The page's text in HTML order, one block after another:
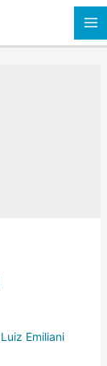
Luiz Emiliani